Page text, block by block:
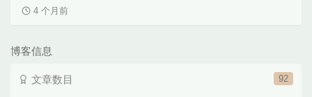
4 个月前
博客信息
92
文章数目